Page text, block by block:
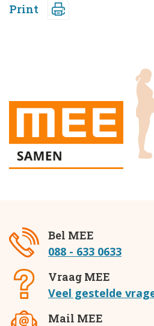
Print
Bel MEE
088 - 633 0633
Vraag MEE
Veel gestelde
Mail MEE